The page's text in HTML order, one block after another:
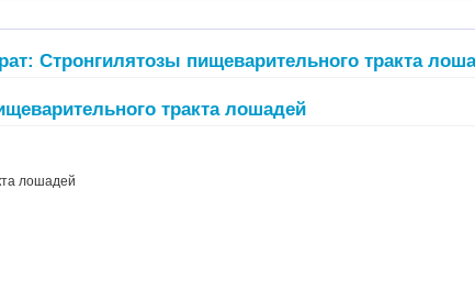
Стронгилятозы пищеварительного тракта
тракта лошадей
лошадей